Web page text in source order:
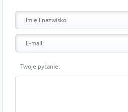
Twoje pytanie: